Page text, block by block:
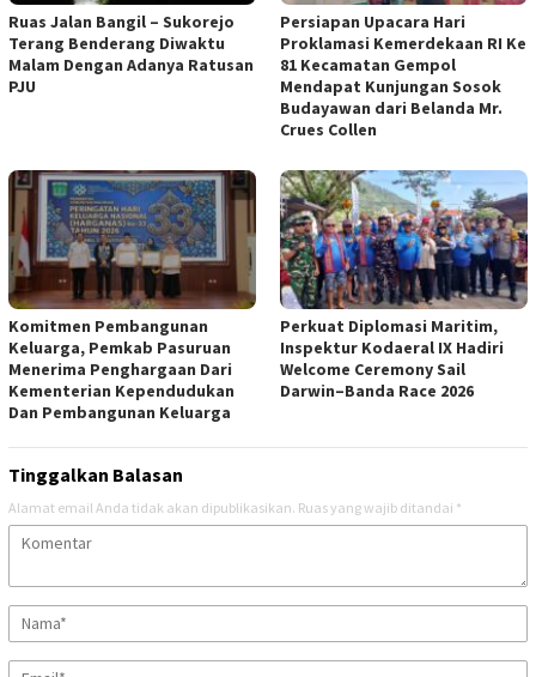
Ruas Jalan Bangil – Sukorejo
Terang Benderang Diwaktu
Malam Dengan Adanya Ratusan
PJU
Persiapan Upacara Hari
Proklamasi Kemerdekaan RI Ke
81 Kecamatan Gempol
Mendapat Kunjungan Sosok
Budayawan dari Belanda Mr.
Crues Collen
Komitmen Pembangunan
Keluarga, Pemkab Pasuruan
Menerima Penghargaan Dari
Kementerian Kependudukan
Dan Pembangunan Keluarga
Perkuat Diplomasi Maritim,
Inspektur Kodaeral IX Hadiri
Welcome Ceremony Sail
Darwin–Banda Race 2026
Tinggalkan Balasan
Alamat email Anda tidak akan dipublikasikan. Ruas yang wajib ditandai *